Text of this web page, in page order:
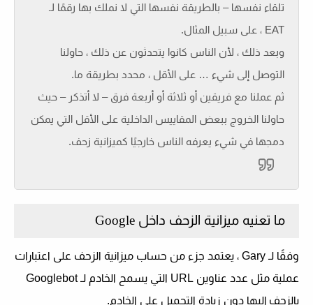
تلقاء نفسها – بالطريقة نفسها التي لا نملك بها رقمًا لـ
EAT ، على سبيل المثال.
وبعد ذلك ، لأن الناس كانوا يتحدثون عن ذلك ، حاولنا
التوصل إلى شيء … على الأقل ، محدد بطريقة ما.
ثم عملنا مع فريقين أو ثلاثة أو أربعة فرق – لا أتذكر – حيث
حاولنا الخروج ببعض المقاييس الداخلية على الأقل التي يمكن
دمجها في شيء يعرفه الناس خارجيًا كميزانية زحف.
ما تعنيه ميزانية الزحف داخل Google
وفقًا لـ Gary ، يعتمد جزء من حساب ميزانية الزحف على اعتبارات
عملية مثل عدد عناوين URL التي يسمح الخادم لـ Googlebot
بالزحف إليها دون زيادة التحميل على الخادم.